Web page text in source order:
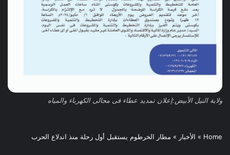
ولاية النيل الأبيض:إعلان تمديد عطاء فى مجالى الكهرباء والمياه
Home
» الأخبار » مطار الخرطوم يستقبل أول رحلة منذ اندلاع الحرب